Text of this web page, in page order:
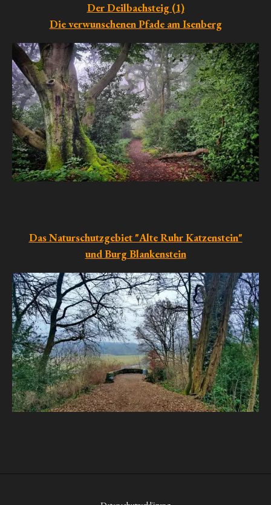
Der Deilbachsteig (1)
Die verwunschenen Pfade am Isenberg
Das Naturschutzgebiet "Alte Ruhr Katzenstein"
und Burg Blankenstein